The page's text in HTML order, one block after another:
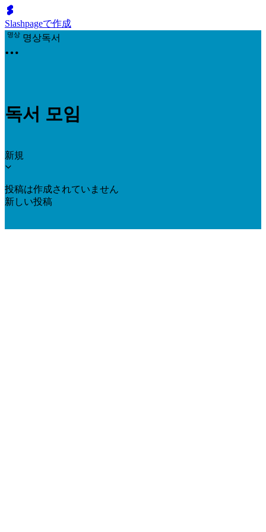
Slashpageで作成
명상 명상독서
독서 모임
新規
投稿は作成されていません
新しい投稿